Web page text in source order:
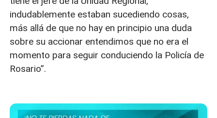
indudablemente estaban sucediendo cosas,
más allá de que no hay en principio una duda
sobre su accionar entendimos que no era el
momento para seguir conduciendo la Policía de
Rosario”.